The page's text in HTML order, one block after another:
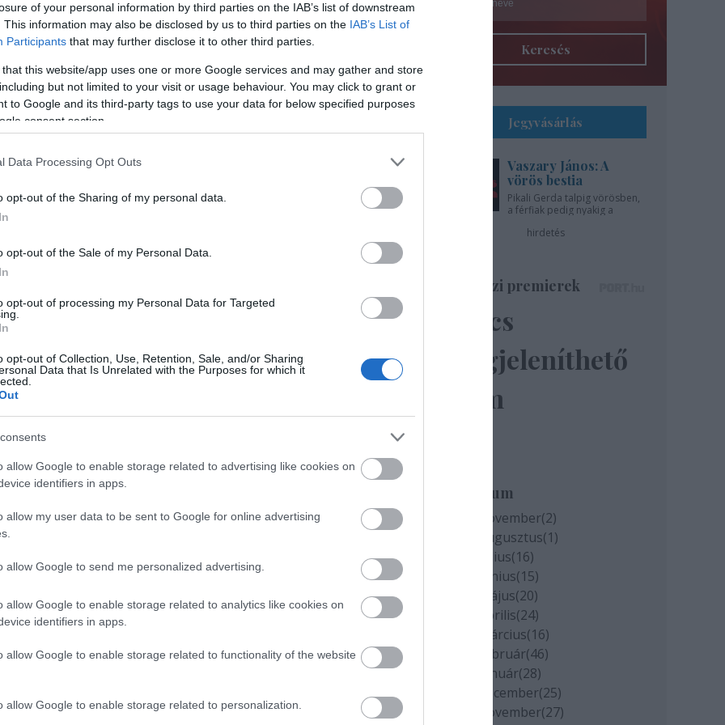
of your personal information by third parties on the IAB’s list of downstream
This information may also be disclosed by us to third parties on the IAB’s List of
Participants that may further disclose it to other third parties.
that this website/app uses one or more Google services and may gather and store
but not limited to your visit or usage behaviour. You may click to grant or
to Google and its third-party tags to use your data for below specified purposes
consent section.
Data Processing Opt Outs
opt-out of the Sharing of my personal data.
opt-out of the Sale of my Personal Data.
opt-out of processing my Personal Data for Targeted
opt-out of Collection, Use, Retention, Sale, and/or Sharing
Data that Is Unrelated with the Purposes for which it
allow Google to enable storage related to advertising like cookies on
identifiers in apps.
allow my user data to be sent to Google for online advertising
allow Google to send me personalized advertising.
allow Google to enable storage related to analytics like cookies on
identifiers in apps.
allow Google to enable storage related to functionality of the website
allow Google to enable storage related to personalization.
Sodró Eliza: "Színészként a katarzist nem
tudjuk garantálni"
„Ilyen rendkívüli és teljesen egyedi helyzettel
még nem kellett szembenéznünk.”
terjedését megakadályozó és érthető kormányzati
Őze Áron: „a színház élő műfaj, amelynek varázsa
A Bartók Kamaraszínház és Művészetek Háza
Magyarországon elsőként előleget fizet jövedelem
bevezetett korlátozások időszaka alatt.
Kovács András Péter: „Mindig átéreztem a
humoristák társadalmi felelősségvállalásának
leghatásosabban szólította meg az embereket a
András Péter karantén slágerével, amely pillanatok
Keresés
Jegyvásárlás
Vaszary János: A
vörös bestia
Pikali Gerda talpig vörösben,
a férfiak pedig nyakig a
hirdetés
Színházi premierek
Nincs
megjeleníthető
elem
Archívum
2020 november(2)
2020 augusztus(1)
2020 július(16)
2020 június(15)
2020 május(20)
2020 április(24)
2020 március(16)
2020 február(46)
2020 január(28)
2019 december(25)
2019 november(27)